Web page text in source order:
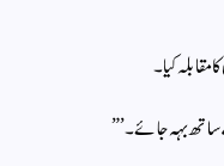
کیا۔
ساتھ بہہ جائے۔’”